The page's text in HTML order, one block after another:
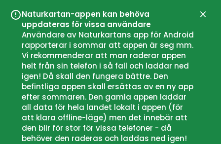
Naturkartan-appen kan behöva
uppdateras för vissa användare
Användare av Naturkartans app för Android
rapporterar i sommar att appen är seg mm.
Vi rekommenderar att man raderar appen
helt från sin telefon i så fall och laddar ned
igen! Då skall den fungera bättre. Den
befintliga appen skall ersättas av en ny app
efter sommaren. Den gamla appen laddar
all data för hela landet lokalt i appen (för
att klara offline-läge) men det innebär att
den blir för stor för vissa telefoner - då
behöver den raderas och laddas ned igen!